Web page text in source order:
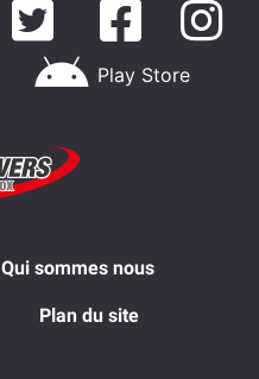
Play Store
Qui sommes nous
Plan du site